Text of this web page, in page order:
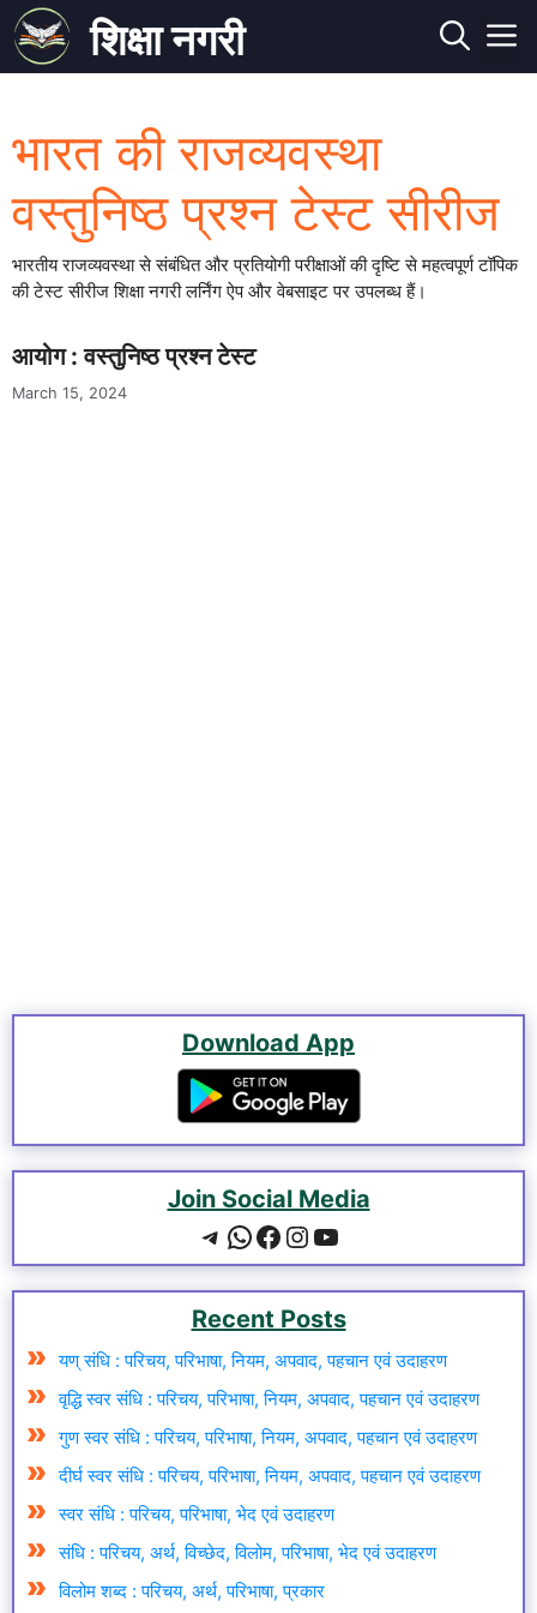
Skip
to
content
शिक्षा नगरी
भारत की राजव्यवस्था
वस्तुनिष्ठ प्रश्न टेस्ट सीरीज
भारतीय राजव्यवस्था से संबंधित और प्रतियोगी परीक्षाओं की दृष्टि से महत्वपूर्ण टॉपिक
की टेस्ट सीरीज शिक्षा नगरी लर्निंग ऐप और वेबसाइट पर उपलब्ध हैं।
आयोग : वस्तुनिष्ठ प्रश्न टेस्ट
March 15, 2024
Download App
Join Social Media
Telegram
WhatsApp
Facebook
Instagram
YouTube
Recent Posts
यण् संधि : परिचय, परिभाषा, नियम, अपवाद, पहचान एवं उदाहरण
वृद्धि स्वर संधि : परिचय, परिभाषा, नियम, अपवाद, पहचान एवं उदाहरण
गुण स्वर संधि : परिचय, परिभाषा, नियम, अपवाद, पहचान एवं उदाहरण
दीर्घ स्वर संधि : परिचय, परिभाषा, नियम, अपवाद, पहचान एवं उदाहरण
स्वर संधि : परिचय, परिभाषा, भेद एवं उदाहरण
संधि : परिचय, अर्थ, विच्छेद, विलोम, परिभाषा, भेद एवं उदाहरण
विलोम शब्द : परिचय, अर्थ, परिभाषा, प्रकार